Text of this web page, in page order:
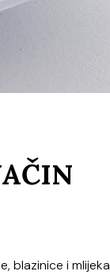
blazinice i mlijeka